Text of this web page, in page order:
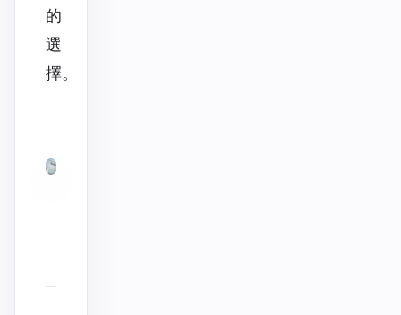
的
選
擇。